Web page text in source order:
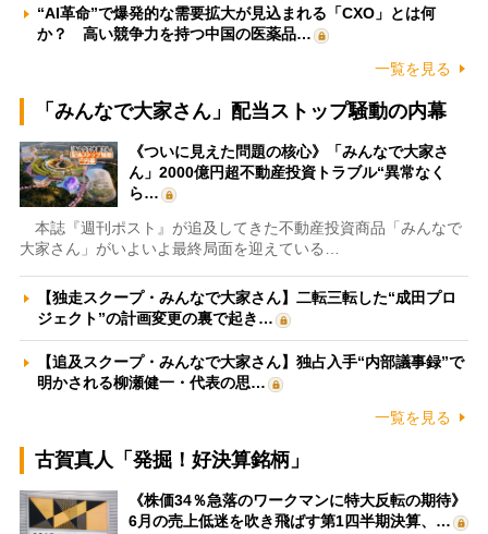
“AI革命”で爆発的な需要拡大が見込まれる「CXO」とは何
か？ 高い競争力を持つ中国の医薬品…
一覧を見る
「みんなで大家さん」配当ストップ騒動の内幕
《ついに見えた問題の核心》「みんなで大家さ
ん」2000億円超不動産投資トラブル“異常なく
ら…
本誌『週刊ポスト』が追及してきた不動産投資商品「みんなで
大家さん」がいよいよ最終局面を迎えている…
【独走スクープ・みんなで大家さん】二転三転した“成田プロ
ジェクト”の計画変更の裏で起き…
【追及スクープ・みんなで大家さん】独占入手“内部議事録”で
明かされる柳瀬健一・代表の思…
一覧を見る
古賀真人「発掘！好決算銘柄」
《株価34％急落のワークマンに特大反転の期待》
6月の売上低迷を吹き飛ばす第1四半期決算、…